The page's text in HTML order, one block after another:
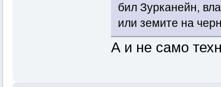
бил Зурканейн,
или земите на
А и не само